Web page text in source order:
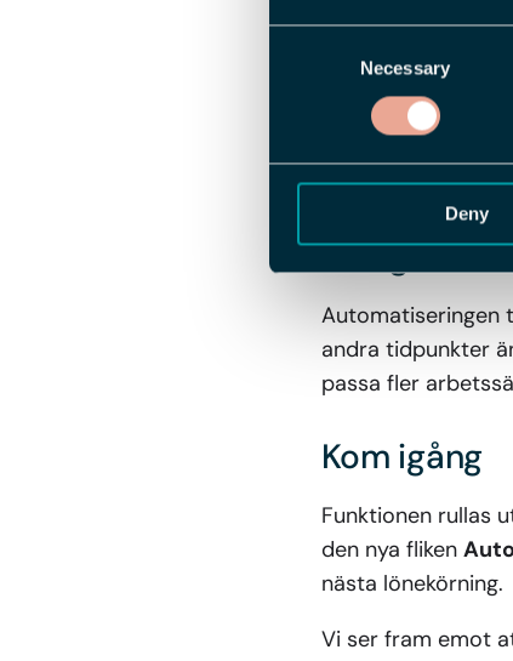
Necessary
Deny
Den här
automatiserad
successivt kan
Vad gäller i
Automatiseringen
andra tidpunkter
passa fler
Kom igång
Funktionen rullas
den nya fliken
nästa lönekörning.
Vi ser fram emot